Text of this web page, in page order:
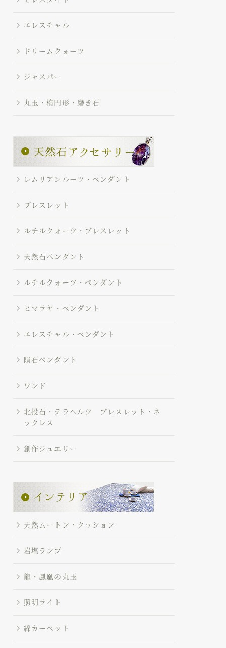
エレスチャル
ドリームクォーツ
ジャスパー
丸玉・楕円形・磨き石
レムリアンルーツ・ペンダント
ブレスレット
ルチルクォーツ・ブレスレット
天然石ペンダント
ルチルクォーツ・ペンダント
ヒマラヤ・ペンダント
エレスチャル・ペンダント
隕石ペンダント
ワンド
北投石・テラヘルツ ブレスレット・ネ
ックレス
創作ジュエリー
天然ムートン・クッション
岩塩ランプ
龍・鳳凰の丸玉
照明ライト
綿カーペット